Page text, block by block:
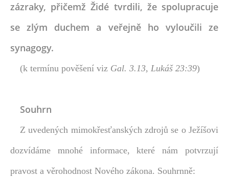
zázraky, přičemž Židé tvrdili, že spolupracuje
se zlým duchem a veřejně ho vyloučili ze
synagogy.
(k termínu pověšení viz Gal. 3.13, Lukáš 23:39)
Souhrn
Z uvedených mimokřesťanských zdrojů se o Ježíšovi
dozvídáme mnohé informace, které nám potvrzují
pravost a věrohodnost Nového zákona. Souhrnně: